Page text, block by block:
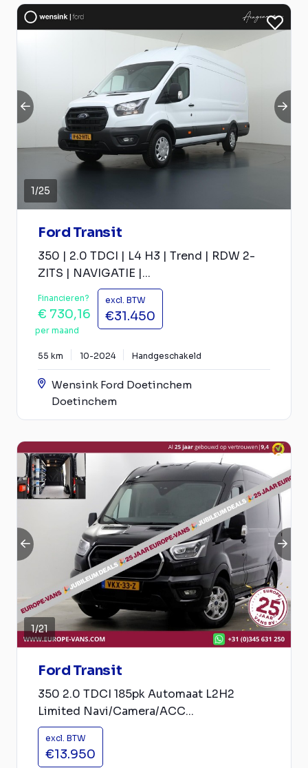
1/25
Ford Transit
350 | 2.0 TDCI | L4 H3 | Trend | RDW 2-
ZITS | NAVIGATIE |...
Financieren?
€ 730,16
per maand
excl. BTW
€31.450
55 km 10-2024 Handgeschakeld
Wensink Ford Doetinchem
Doetinchem
1/21
Ford Transit
350 2.0 TDCI 185pk Automaat L2H2
Limited Navi/Camera/ACC...
excl. BTW
€13.950